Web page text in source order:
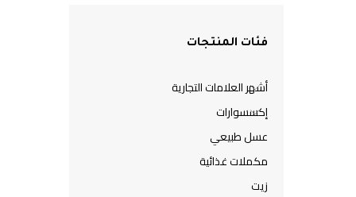
فئات المنتجات
أشهر العلامات التجارية
إكسسوارات
عسل طبيعي
مكملات غذائية
زيت